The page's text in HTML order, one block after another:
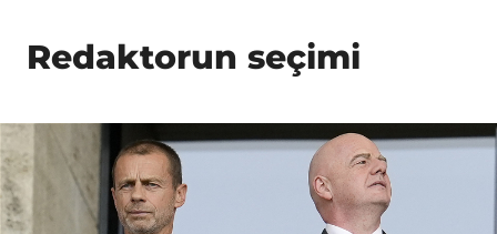
Redaktorun seçimi